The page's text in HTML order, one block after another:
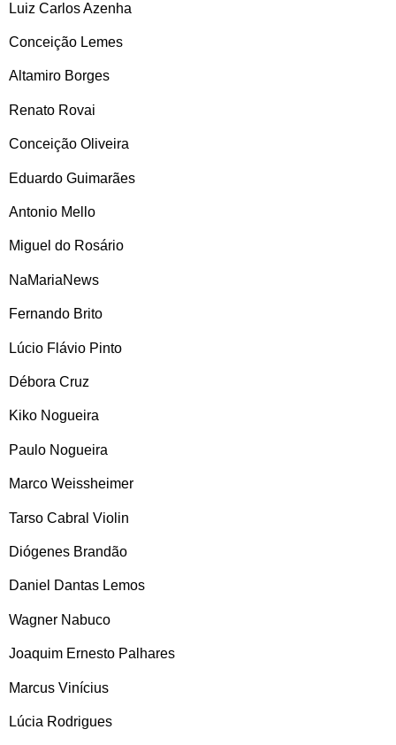
Luiz Carlos Azenha
Conceição Lemes
Altamiro Borges
Renato Rovai
Conceição Oliveira
Eduardo Guimarães
Antonio Mello
Miguel do Rosário
NaMariaNews
Fernando Brito
Lúcio Flávio Pinto
Débora Cruz
Kiko Nogueira
Paulo Nogueira
Marco Weissheimer
Tarso Cabral Violin
Diógenes Brandão
Daniel Dantas Lemos
Wagner Nabuco
Joaquim Ernesto Palhares
Marcus Vinícius
Lúcia Rodrigues